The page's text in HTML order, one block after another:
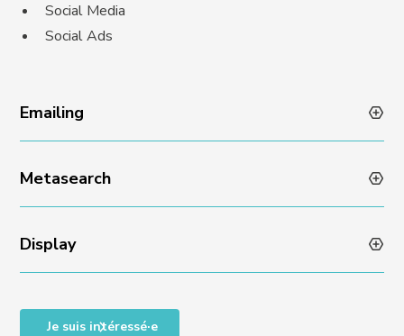
Social Media
Social Ads
Emailing
Metasearch
Display
Je suis intéressé·e